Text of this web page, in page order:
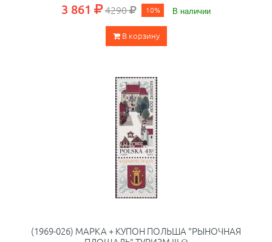
3 861 4290 10% В наличии
В корзину
(1969-026) МАРКА + КУПОН ПОЛЬША "РЫНОЧНАЯ